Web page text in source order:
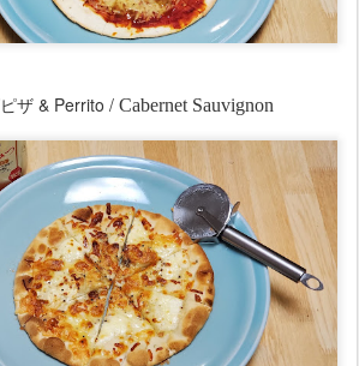
ザ& Perrito / Cabernet Sauvignon